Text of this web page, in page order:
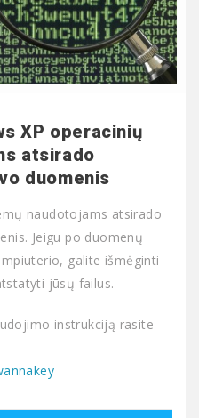
XP operacinių
atsirado
duomenis
naudotojams atsirado
Jeigu po duomenų
galite išmėginti
jūsų failus.
instrukciją rasite